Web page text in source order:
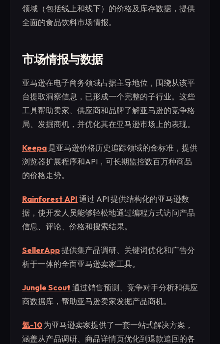
领域（包括线上和线下）的价格及库存数据，提供
全面的食品饮料市场情报。
市场情报与数据
亚马逊在电子商务领域占据主导地位，围绕从该平
台提取洞察信息，已形成一个完整的子行业。这些
工具帮助卖家、供应商和品牌了解亚马逊的竞争格
局、发掘商机，并优化其在亚马逊市场上的表现。
Keepa 是亚马逊价格历史追踪领域的金标准，提供
浏览器扩展程序和API，可长期监控数百万种商品
的价格走势。
Rainforest API 通过 API 提供结构化的亚马逊数
据，使开发人员能够轻松地通过编程方式访问产品
信息、评论、价格和搜索结果。
SellerApp提供集产品调研、关键词优化和广告分
析于一体的全面亚马逊卖家工具。
Jungle Scout 通过销售预测、竞争对手分析和供应
商数据库，帮助亚马逊卖家发掘产品商机。
氦-10 为亚马逊卖家提供了一套一站式解决方案，
涵盖从产品调研、商品详情页优化到退款追回的各